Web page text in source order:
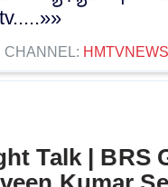
CHANNEL: HMTVNEWS
Talk | BRS